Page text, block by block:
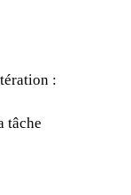
:
tâche